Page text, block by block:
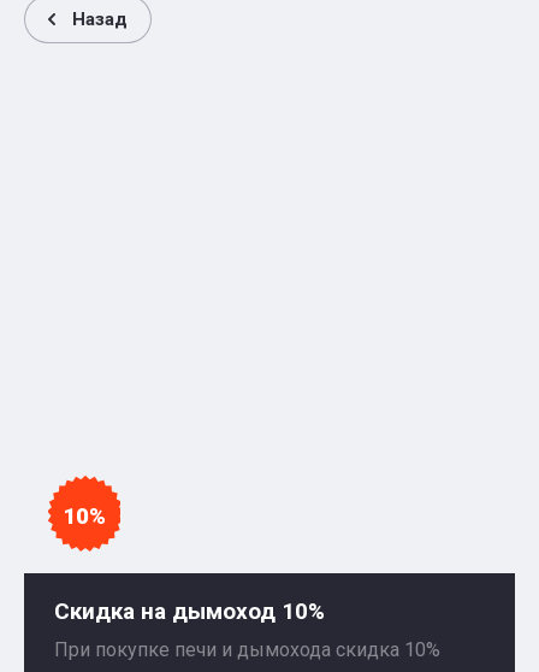
10%
Скидка на дымоход 10%
При покупке печи и дымохода скидка 10%
Назад